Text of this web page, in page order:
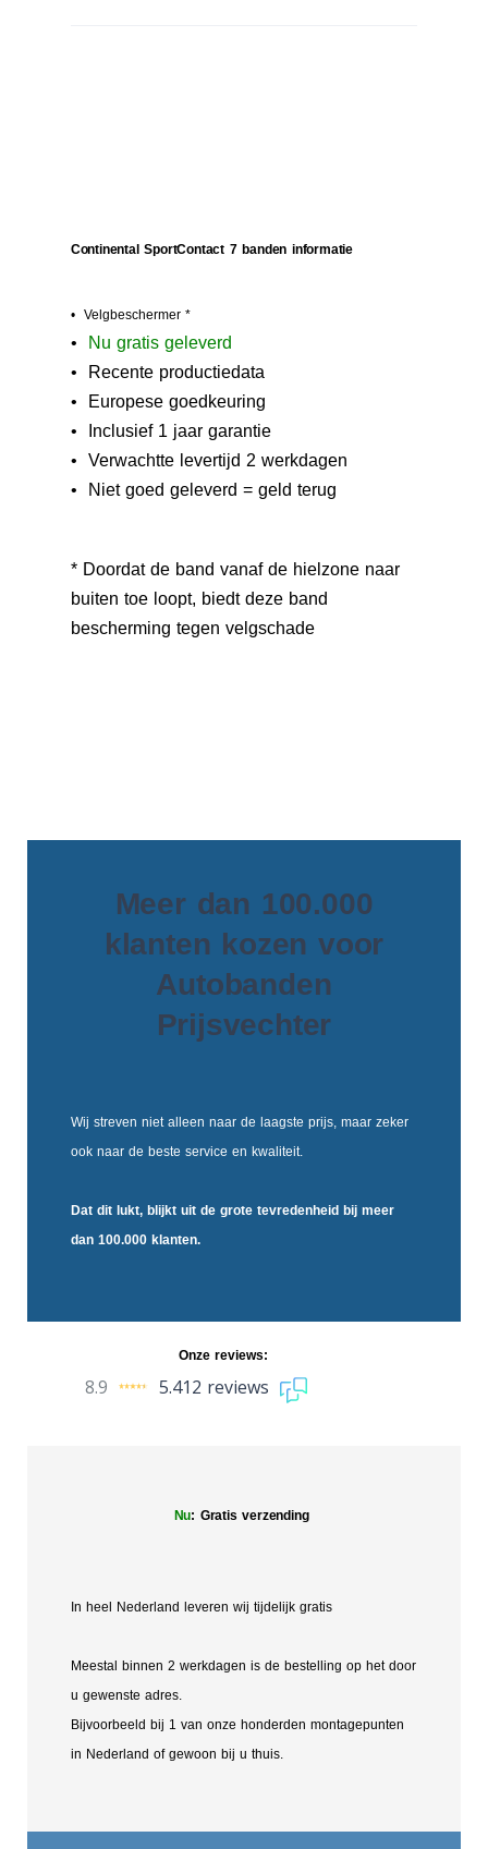
Continental SportContact 7 banden informatie
• Velgbeschermer *
• N u gratis geleverd
• Recente productiedata
• Europese goedkeuring
• Inclusief 1 jaar garantie
• Verwachtte levertijd 2 werkdagen
• Niet goed geleverd = geld terug
* Doordat de band vanaf de hielzone naar
buiten toe loopt, biedt deze band
bescherming tegen velgschade
Meer dan 100.000
klanten kozen voor
Autobanden
Prijsvechter
Wij streven niet alleen naar de laagste prijs, maar zeker
ook naar de beste service en kwaliteit.
Dat dit lukt, blijkt uit de grote tevredenheid bij meer
dan 100.000 klanten.
Onze reviews:
8.9 5.412 reviews
Nu: Gratis verzending
In heel Nederland leveren wij tijdelijk gratis
Meestal binnen 2 werkdagen is de bestelling op het door
u gewenste adres.
Bijvoorbeeld bij 1 van onze honderden montagepunten
in Nederland of gewoon bij u thuis.